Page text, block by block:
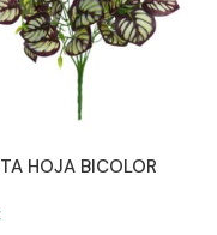
HOJA BICOLOR